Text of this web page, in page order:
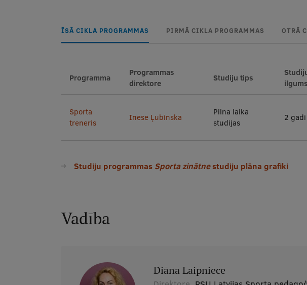
ĪSĀ CIKLA PROGRAMMAS PIRMĀ CIKLA PROGRAMMAS OTRĀ
Programma
Programmas
direktore
Studiju tips
ilgums
Sporta
treneris
Inese Ļubinska
Pilna laika
studijas
2 gadi
Studiju programmas Sporta zinātnestudiju plāna grafiki
Vadība
Diāna Laipniece